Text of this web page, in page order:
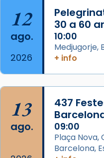
Foto
View on Facebook ·
12
ago.
2026
30 a 60
10:00
Medjugorje,
+ info
13
ago.
437
09:00
Plaça Nova,
Barcelona,